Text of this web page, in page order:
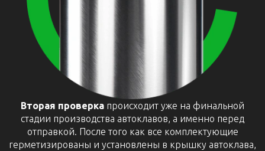
Вторая проверка происходит уже на финальной
стадии производства автоклавов, а именно перед
отправкой. После того как все комплектующие
герметизированы и установлены в крышку автоклава,